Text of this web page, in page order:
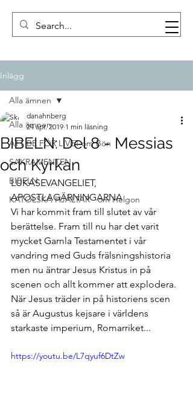
Inlägg
Alla ämnen
ATT BE FÖR LIVET-om Bön
SAKRAMENTEN
BIBELN
KATOLSKA HJÄLTAR - om Helgon
Alla ämnen
BIBELN: Del 8 - Messias
och Kyrkan
danahnberg
24 apr. 2019 1 min läsning
LUKASEVANGELIET,
APOSTLAGÄRNINGARNA
Vi har kommit fram till slutet av vår
berättelse. Fram till nu har det varit
mycket Gamla Testamentet i vår
vandring med Guds frälsningshistoria
men nu äntrar Jesus Kristus in på
scenen och allt kommer att explodera.
När Jesus träder in på historiens scen
så är Augustus kejsare i världens
starkaste imperium, Romarriket...
https://youtu.be/L7qyuf6DtZw